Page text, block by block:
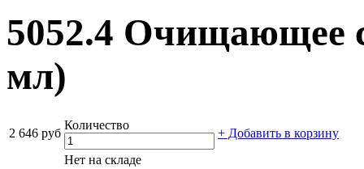
5052.4 Очищающее
мл)
2 646 руб
Количество
+ Добавить в корзину
Нет на складе